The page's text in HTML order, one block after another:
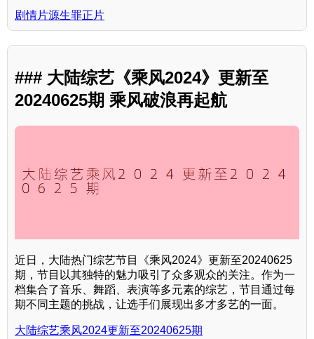
剧情片源生罪正片
### 大陆综艺《乘风2024》更新至
20240625期 乘风破浪再起航
近日，大陆热门综艺节目《乘风2024》更新至20240625
期，节目以其独特的魅力吸引了众多观众的关注。作为一
档集合了音乐、舞蹈、表演等多元素的综艺，节目通过每
期不同主题的挑战，让选手们展现出多才多艺的一面。
大陆综艺乘风2024更新至20240625期